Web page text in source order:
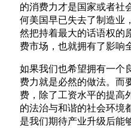
的消费力才是国家或者社
何美国早已失去了制造业
然把持着最大的话语权的
费市场，也就拥有了影响
如果我们也希望拥有一个
费力就是必然的做法。而
费，除了工资水平的提高
的法治与和谐的社会环境
是我们期待产业升级后能